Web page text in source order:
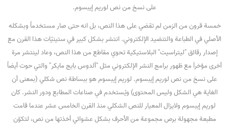
على نسخ من نص لوريم إيبسوم.
خمسة قرون من الزمن لم تقضي على هذا النص، بل انه حتى صار مستخدماً وبشكله
الأصلي في الطباعة والتنضيد الإلكتروني. انتشر بشكل كبير في ستينيّات هذا القرن مع
إصدار رقائق "ليتراسيت" البلاستيكية تحوي مقاطع من هذا النص، وعاد لينتشر مرة
أخرى مؤخراَ مع ظهور برامج النشر الإلكتروني مثل "ألدوس بايج مايكر" والتي حوت أيضاً
على نسخ من نص لوريم إيبسوم. لوريم إيبسوم هو ببساطة نص شكلي (بمعنى أن
الغاية هي الشكل وليس المحتوى) ويُستخدم في صناعات المطابع ودور النشر. كان
لوريم إيبسوم ولايزال المعيار للنص الشكلي منذ القرن الخامس عشر عندما قامت
مطبعة مجهولة برص مجموعة من الأحرف بشكل عشوائي أخذتها من نص، لتكوّن